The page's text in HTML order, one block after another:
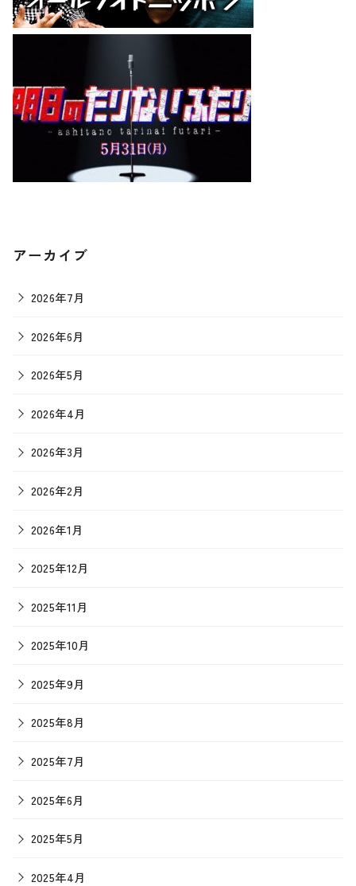
アーカイブ
2026年7月
2026年6月
2026年5月
2026年4月
2026年3月
2026年2月
2026年1月
2025年12月
2025年11月
2025年10月
2025年9月
2025年8月
2025年7月
2025年6月
2025年5月
2025年4月